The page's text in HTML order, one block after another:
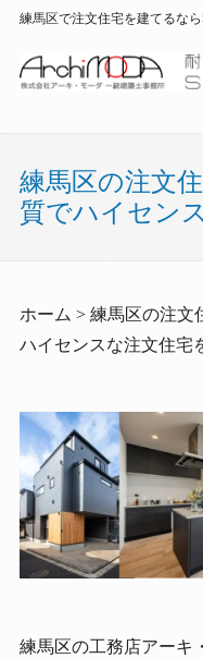
練馬区で注文住宅を建てるな
練馬区の注文
質でハイセン
ホーム > 練馬区の注文
ハイセンスな注文住宅
練馬区の工務店アーキ